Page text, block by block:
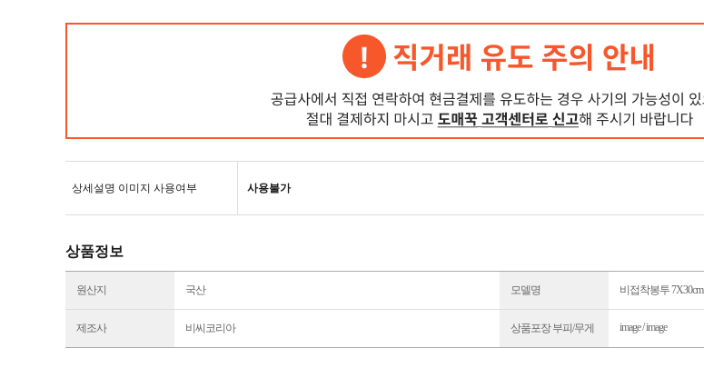
상세설명 이미지 사용여부 사용불가
상품정보
원산지 국산 모델명 비접착봉투 7X30cm
제조사 비씨코리아 상품포장 부피/무게 image / image